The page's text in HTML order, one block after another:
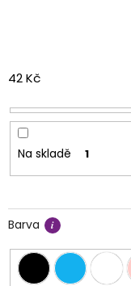
o
u
42Kč
Na skladě 1
Barva